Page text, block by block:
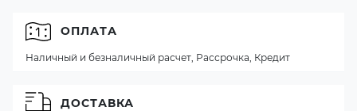
ОПЛАТА
Наличный и безналичный расчет, Рассрочка, Кредит
ДОСТАВКА